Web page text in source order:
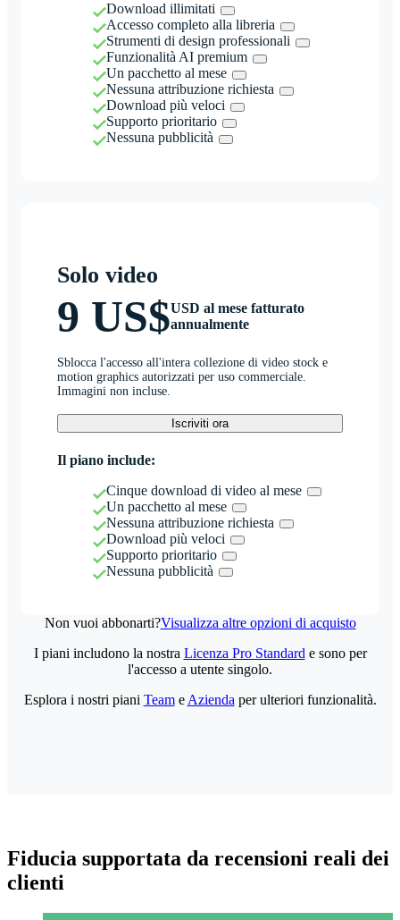
Download illimitati
Accesso completo alla libreria
Strumenti di design professionali
Funzionalità AI premium
Un pacchetto al mese
Nessuna attribuzione richiesta
Download più veloci
Supporto prioritario
Nessuna pubblicità
Solo video
9 US$USD al mese fatturato
annualmente
Sblocca l'accesso all'intera collezione di video stock e
motion graphics autorizzati per uso commerciale.
Immagini non incluse.
Iscriviti ora
Il piano include:
Cinque download di video al mese
Un pacchetto al mese
Nessuna attribuzione richiesta
Download più veloci
Supporto prioritario
Nessuna pubblicità
Non vuoi abbonarti?Visualizza altre opzioni di acquisto
I piani includono la nostra Licenza Pro Standard e sono per
l'accesso a utente singolo.
Esplora i nostri piani Teame Azienda per ulteriori funzionalità.
Fiducia supportata da recensioni reali dei
clienti